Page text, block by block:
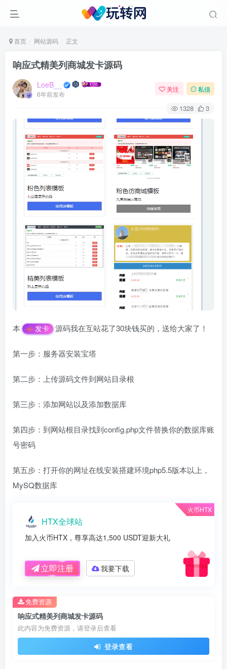
首页 网站源码 正文
响应式精美列商城发卡源码
LoeB__
6年前发布
关注 私信
1328 3
本 发卡 源码我在互站花了30块钱买的，送给大家了！
第一步：服务器安装宝塔
第二步：上传源码文件到网站目录根
第三步：添加网站以及添加数据库
第四步：到网站根目录找到config.php文件替换你的数据库账
号密码
第五步：打开你的网址在线安装搭建环境php5.5版本以上，
MySQ数据库
火币HTX
HTX全球站
加入火币HTX，尊享高达1,500 USDT迎新大礼
立即注册 我要下载
响应式精美列商城发卡源码
此内容为免费资源，请登录后查看
登录查看
免费资源